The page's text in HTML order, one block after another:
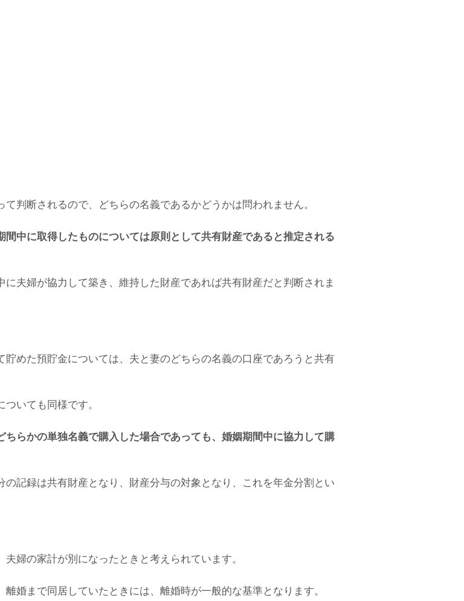
判断されるので、どちらの名義であるかどうかは問われません。
間中に取得したものについては原則として共有財産であると推定される
夫婦が協力して築き、維持した財産であれば共有財産だと判断されま
めた預貯金については、夫と妻のどちらの名義の口座であろうと共有
いても同様です。
ちらかの単独名義で購入した場合であっても、婚姻期間中に協力して購
記録は共有財産となり、財産分与の対象となり、これを年金分割とい
婦の家計が別になったときと考えられています。
婚まで同居していたときには、離婚時が一般的な基準となります。